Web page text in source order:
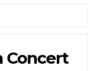
Concert